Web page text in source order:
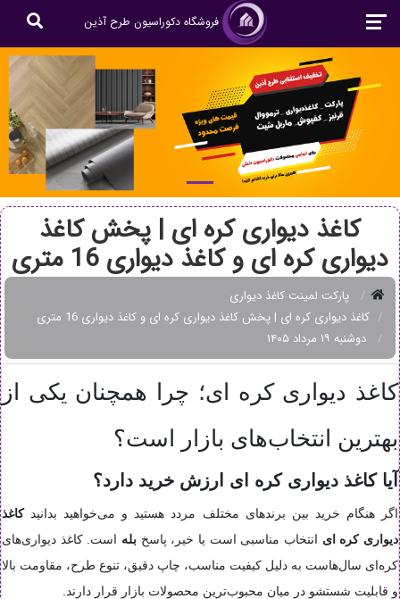
فروشگاه دکوراسیون طرح آذین
کاغذ دیواری کره ای | پخش کاغذ
دیواری کره ای و کاغذ دیواری 16 متری
پارکت لمینت کاغذ دیواری
کاغذ دیواری کره ای | پخش کاغذ دیواری کره ای و کاغذ دیواری 16 متری
دوشنبه ۱۹ مرداد ۱۴۰۵
کاغذ دیواری کره ای؛ چرا همچنان یکی از
بهترین انتخاب‌های بازار است؟
آیا کاغذ دیواری کره ای ارزش خرید دارد؟
اگر هنگام خرید بین برندهای مختلف مردد هستید و می‌خواهید بدانیدکاغذ
دیواری کره ای انتخاب مناسبی است یا خیر، پاسخ بله است. کاغذ دیواری‌های
کره‌ای سال‌هاست به دلیل کیفیت مناسب، چاپ دقیق، تنوع طرح، مقاومت بالا
و قابلیت شستشو در میان محبوب‌ترین محصولات بازار قرار دارند.